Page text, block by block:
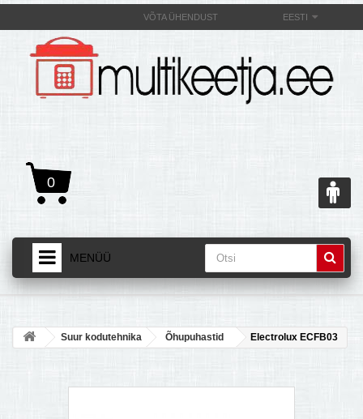
EESTI
VÕTA ÜHENDUST
0
MENÜÜ
+
TOOTED
MULTIKEETJA.EE OSTUABI
Suur kodutehnika Õhupuhastid Electrolux ECFB03